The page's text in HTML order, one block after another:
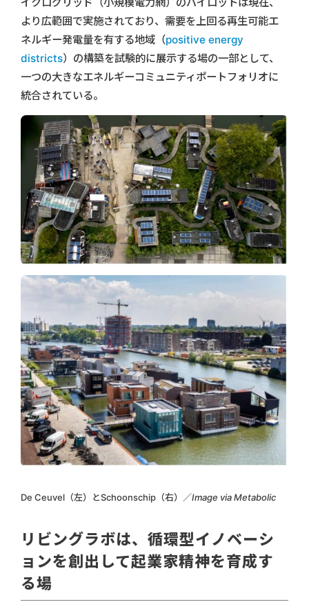
より広範囲で実施されており、需要を上回る再生可能エ
ネルギー発電量を有する地域（positive energy
districts）の構築を試験的に展示する場の一部として、
一つの大きなエネルギーコミュニティポートフォリオに
統合されている。
De Ceuvel（左）とSchoonschip（右）／Image via Metabolic
リビングラボは、循環型イノベーシ
ョンを創出して起業家精神を育成す
る場